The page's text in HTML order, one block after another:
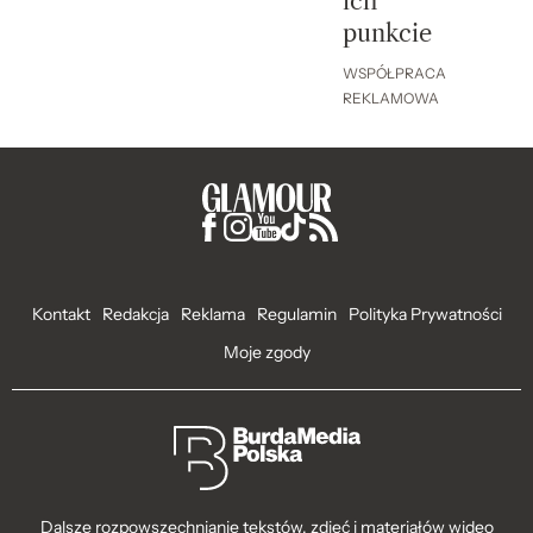
punkcie
WSPÓŁPRACA
REKLAMOWA
Kontakt Redakcja Reklama Regulamin
Polityka Prywatności
Moje zgody
Dalsze rozpowszechnianie tekstów, zdjęć i materiałów wideo